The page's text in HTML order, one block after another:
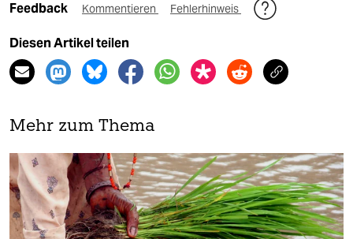
Feedback Kommentieren Fehlerhinweis
Diesen Artikel teilen
Mehr zum Thema